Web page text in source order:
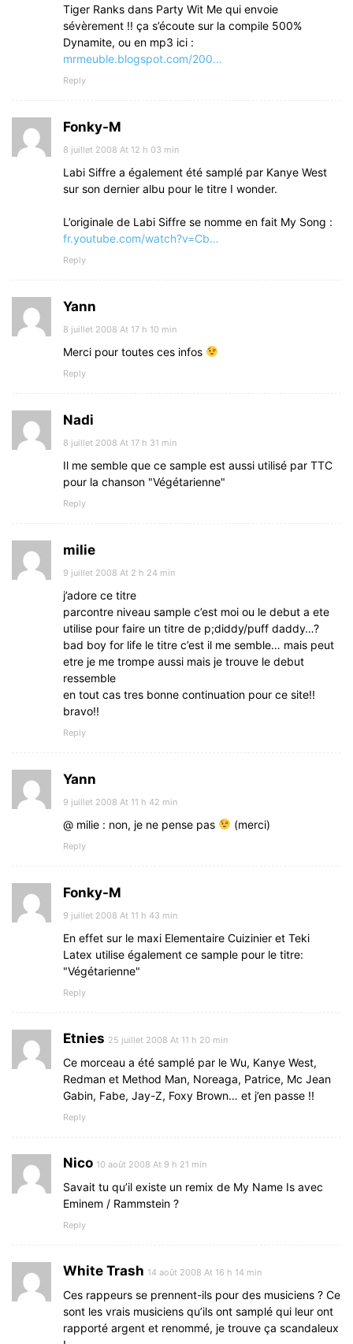
Tiger Ranks dans Party Wit Me qui envoie
sévèrement !! ça s’écoute sur la compile 500%
Dynamite, ou en mp3 ici :
mrmeuble.blogspot.com/200…
Reply
Fonky-M
8 juillet 2008 At 12 h 03 min
Labi Siffre a également été samplé par Kanye West
sur son dernier albu pour le titre I wonder.
L’originale de Labi Siffre se nomme en fait My Song :
fr.youtube.com/watch?v=Cb…
Reply
Yann
8 juillet 2008 At 17 h 10 min
Merci pour toutes ces infos
Reply
Nadi
8 juillet 2008 At 17 h 31 min
Il me semble que ce sample est aussi utilisé par TTC
pour la chanson "Végétarienne"
Reply
milie
9 juillet 2008 At 2 h 24 min
j’adore ce titre
parcontre niveau sample c’est moi ou le debut a ete
utilise pour faire un titre de p;diddy/puff daddy…?
bad boy for life le titre c’est il me semble… mais peut
etre je me trompe aussi mais je trouve le debut
ressemble
en tout cas tres bonne continuation pour ce site!!
bravo!!
Reply
Yann
9 juillet 2008 At 11 h 42 min
@ milie : non, je ne pense pas (merci)
Reply
Fonky-M
9 juillet 2008 At 11 h 43 min
En effet sur le maxi Elementaire Cuizinier et Teki
Latex utilise également ce sample pour le titre:
"Végétarienne"
Reply
Etnies 25 juillet 2008 At 11 h 20 min
Ce morceau a été samplé par le Wu, Kanye West,
Redman et Method Man, Noreaga, Patrice, Mc Jean
Gabin, Fabe, Jay-Z, Foxy Brown… et j’en passe !!
Reply
Nico 10 août 2008 At 9 h 21 min
Savait tu qu’il existe un remix de My Name Is avec
Eminem / Rammstein ?
Reply
White Trash 14 août 2008 At 16 h 14 min
Ces rappeurs se prennent-ils pour des musiciens ? Ce
sont les vrais musiciens qu’ils ont samplé qui leur ont
rapporté argent et renommé, je trouve ça scandaleux